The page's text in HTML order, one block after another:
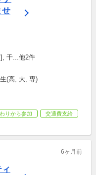
せ
千...他2件
(高, 大, 専)
りから参加
交通費支給
6ヶ月前